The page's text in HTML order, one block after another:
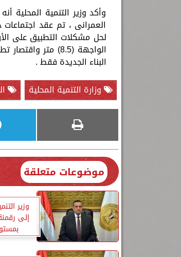
وأكد وزير التنمية المحلية
العمرانى ، تم عقد
لحل مشكلات التطبيق على
الواجهة (8.5) متر
البناء الجديدة فقط .
وزارة التنمية المحلية
موضوعات متعلقة
وزير
إلى